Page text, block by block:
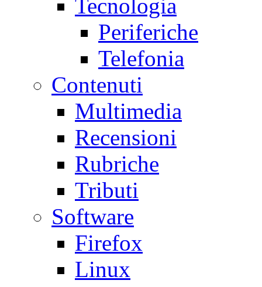
Tecnologia
Periferiche
Telefonia
Contenuti
Multimedia
Recensioni
Rubriche
Tributi
Software
Firefox
Linux